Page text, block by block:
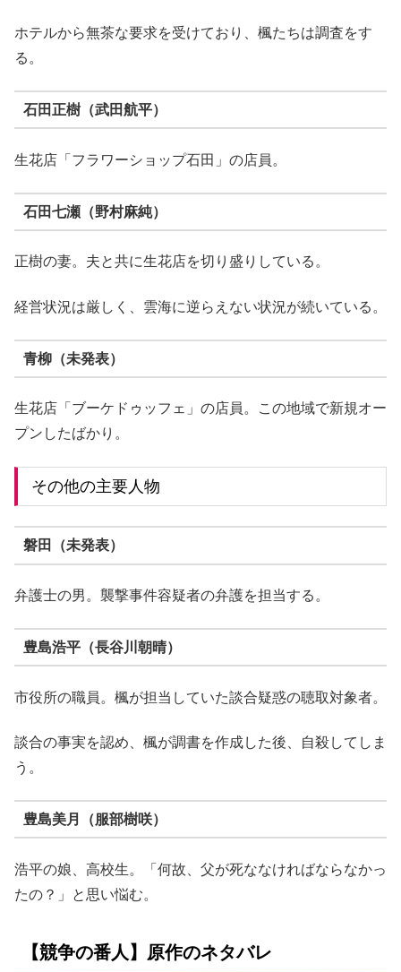
ホテルから無茶な要求を受けており、楓たちは調査をす
る。
石田正樹（武田航平）
生花店「フラワーショップ石田」の店員。
石田七瀬（野村麻純）
正樹の妻。夫と共に生花店を切り盛りしている。
経営状況は厳しく、雲海に逆らえない状況が続いている。
青柳（未発表）
生花店「ブーケドゥッフェ」の店員。この地域で新規オー
プンしたばかり。
その他の主要人物
磐田（未発表）
弁護士の男。襲撃事件容疑者の弁護を担当する。
豊島浩平（長谷川朝晴）
市役所の職員。楓が担当していた談合疑惑の聴取対象者。
談合の事実を認め、楓が調書を作成した後、自殺してしま
う。
豊島美月（服部樹咲）
浩平の娘、高校生。「何故、父が死ななければならなかっ
たの？」と思い悩む。
【競争の番人】原作のネタバレ